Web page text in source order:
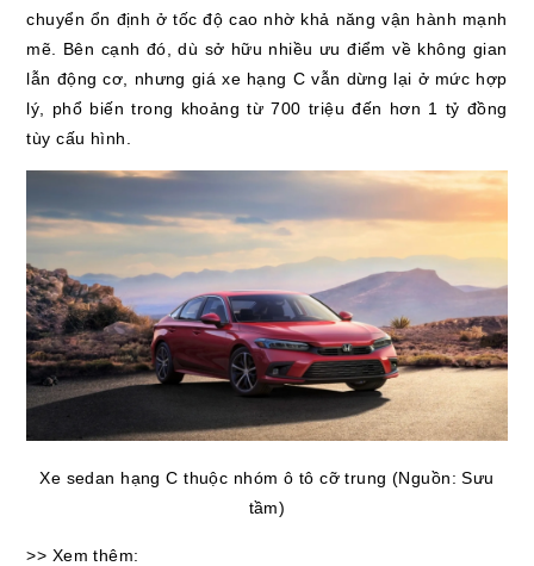
chuyển ổn định ở tốc độ cao nhờ khả năng vận hành mạnh
mẽ. Bên cạnh đó, dù sở hữu nhiều ưu điểm về không gian
lẫn động cơ, nhưng giá xe hạng C vẫn dừng lại ở mức hợp
lý, phổ biến trong khoảng từ 700 triệu đến hơn 1 tỷ đồng
tùy cấu hình.
Xe sedan hạng C thuộc nhóm ô tô cỡ trung (Nguồn: Sưu
tầm)
>> Xem thêm: